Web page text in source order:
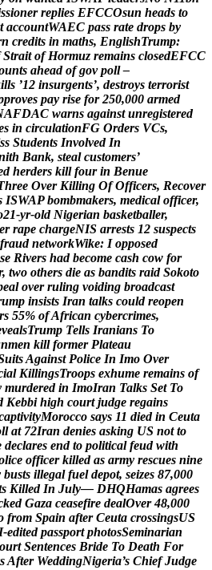
ssioner replies EFCCOsun heads to
t accountWAEC pass rate drops by
n credits in maths, EnglishTrump:
Strait of Hormuz remains closedEFCC
unts ahead of gov poll –
ills ’12 insurgents’, destroys terrorist
proves pay rise for 250,000 armed
AFDAC warns against unregistered
s in circulationFG Orders VCs,
ss Students Involved In
ith Bank, steal customers’
d herders kill four in Benue
hree Over Killing Of Officers, Recover
ISWAP bombmakers, medical officer,
21-yr-old Nigerian basketballer,
er rape chargeNIS arrests 12 suspects
fraud networkWike: I opposed
se Rivers had become cash cow for
, two others die as bandits raid Sokoto
eal over ruling voiding broadcast
ump insists Iran talks could reopen
rs 55% ofAfrican cybercrimes,
vealsTrump Tells Iranians To
nmen kill former Plateau
uitsAgainst Police In Imo Over
ial KillingsTroops exhume remains of
murdered in ImoIran Talks Set To
Kebbi high court judge regains
aptivityMorocco says 11 died in Ceuta
ll at 72Iran denies asking US not to
declares end to political feud with
lice officer killed as army rescues nine
busts illegal fuel depot, seizes 87,000
s Killed In July— DHQHamas agrees
ked Gaza ceasefire dealOver 48,000
from Spain after Ceuta crossingsUS
I-edited passport photosSeminarian
ourt Sentences Bride To Death For
sAfter WeddingNigeria’s Chief Judge